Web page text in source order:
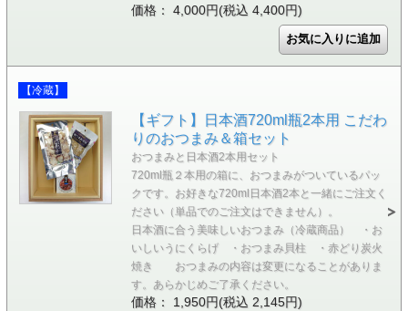
価格： 4,000円(税込 4,400円)
【冷蔵】
【ギフト】日本酒720ml瓶2本用 こだわ
りのおつまみ＆箱セット
おつまみと日本酒2本用セット
720ml瓶２本用の箱に、おつまみがついているパッ
クです。お好きな720ml日本酒2本と一緒にご注文く
ださい（単品でのご注文はできません）。
日本酒に合う美味しいおつまみ（冷蔵商品） ・お
いしいうにくらげ ・おつまみ貝柱 ・赤どり炭火
焼き おつまみの内容は変更になることがありま
す。あらかじめご了承ください。
価格： 1,950円(税込 2,145円)